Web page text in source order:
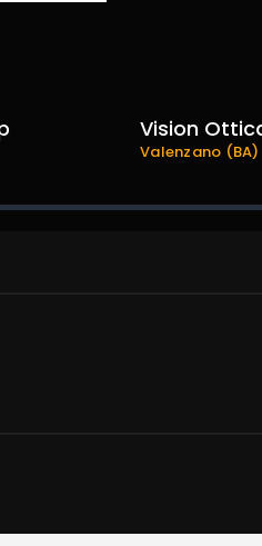
Vision
Valenzano (BA)